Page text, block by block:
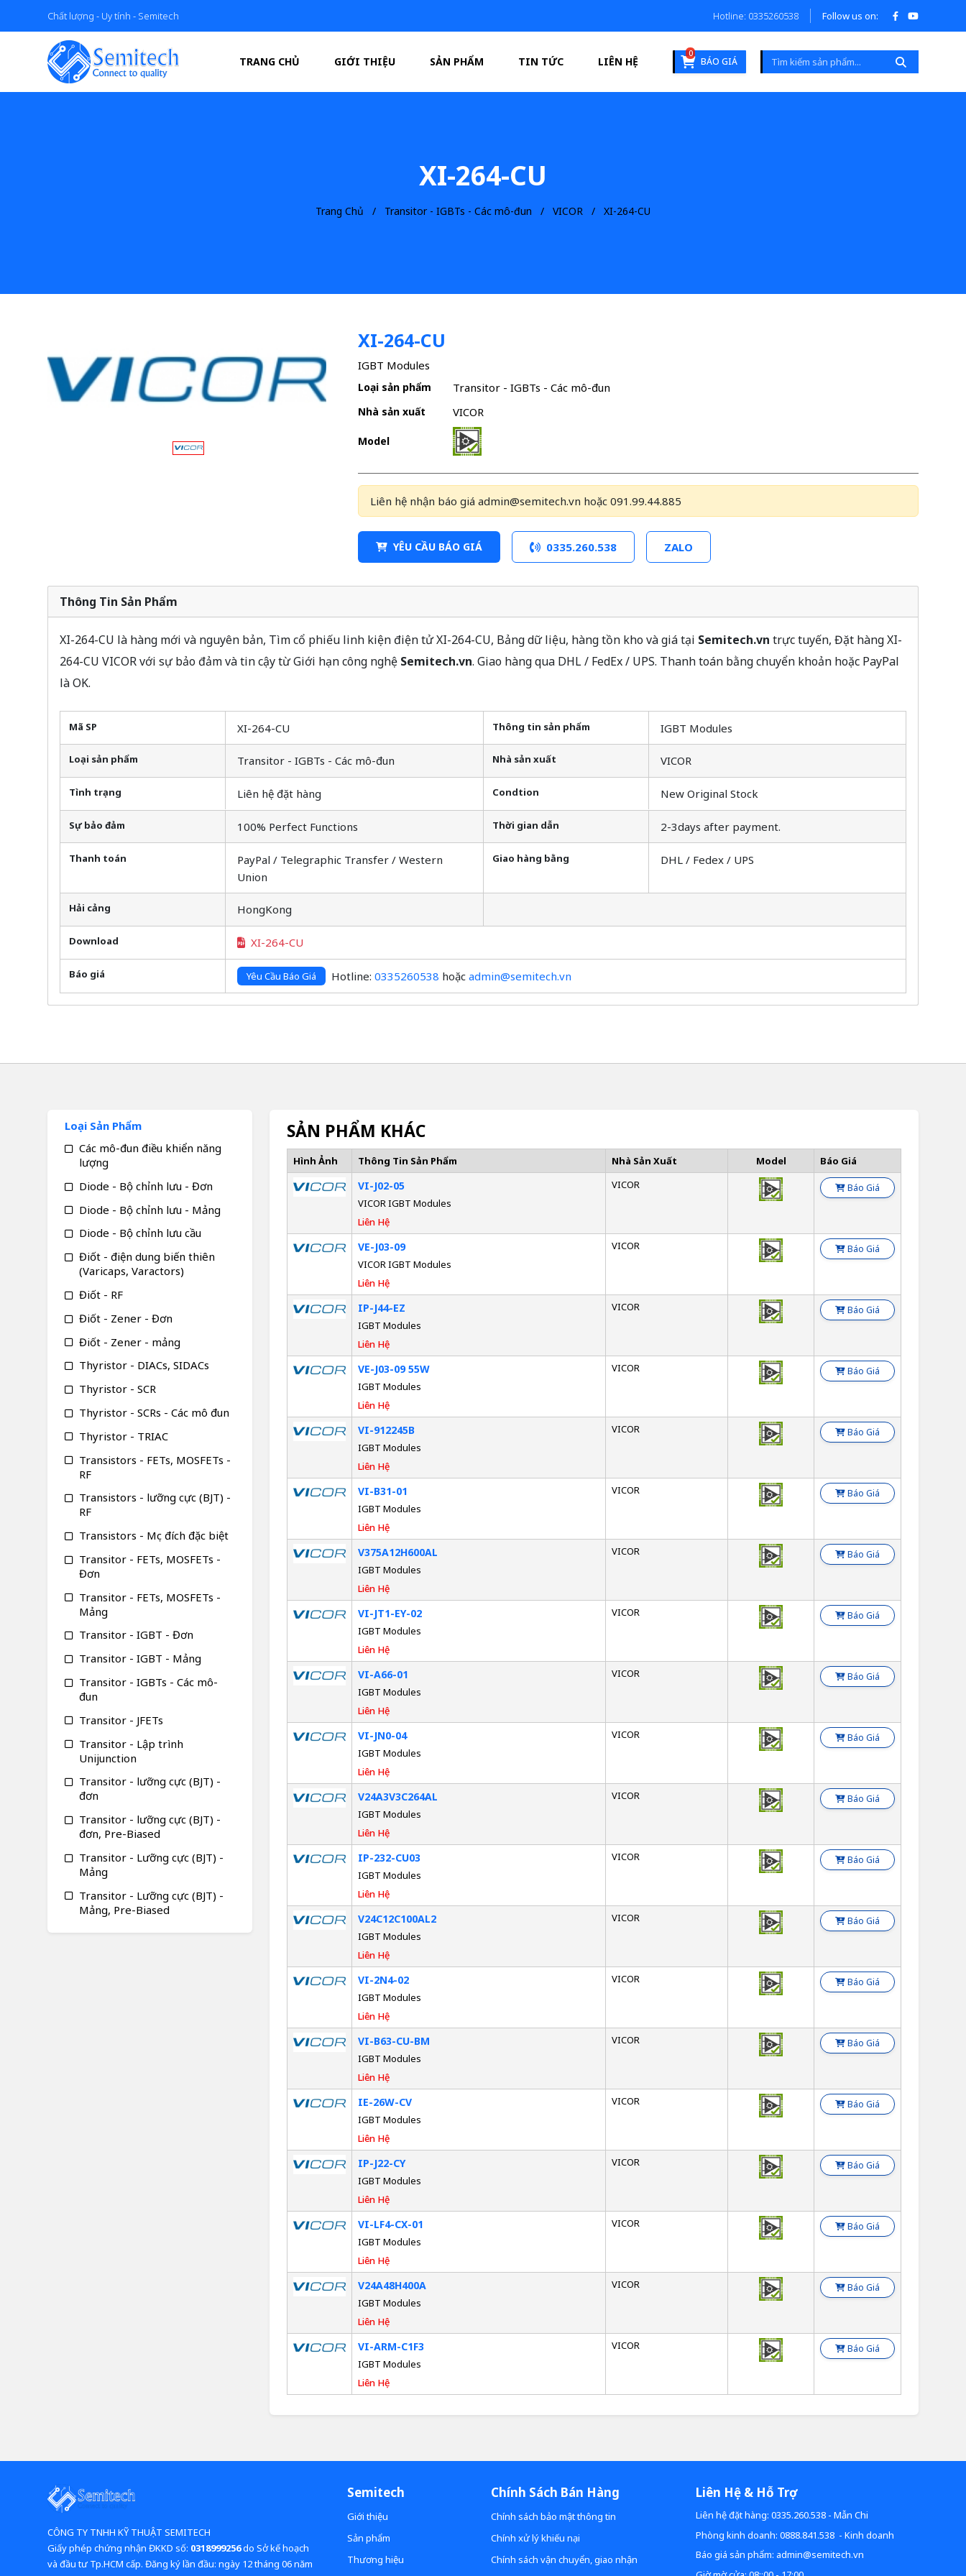
Chất lượng - Uy tính - Semitech Hotline: 0335260538 Follow us on:
TRANG CHỦ GIỚI THIỆU SẢN PHẨM TIN TỨC LIÊN HỆ
0
BÁO GIÁ
XI-264-CU
Trang Chủ Transitor - IGBTs - Các mô-đun VICOR XI-264-CU
XI-264-CU
IGBT Modules
Loại sản phẩm Transitor - IGBTs - Các mô-đun
Nhà sản xuất VICOR
Model
Liên hệ nhận báo giá admin@semitech.vn hoặc 091.99.44.885
YÊU CẦU BÁO GIÁ 0335.260.538 ZALO
Thông Tin Sản Phẩm
XI-264-CU là hàng mới và nguyên bản, Tìm cổ phiếu linh kiện điện tử XI-264-CU, Bảng dữ liệu, hàng tồn kho và giá tại Semitech.vn trực tuyến, Đặt hàng XI-
264-CU VICOR với sự bảo đảm và tin cậy từ Giới hạn công nghệ Semitech.vn. Giao hàng qua DHL / FedEx / UPS. Thanh toán bằng chuyển khoản hoặc PayPal
là OK.
Mã SP XI-264-CU Thông tin sản phẩm IGBT Modules
Loại sản phẩm Transitor - IGBTs - Các mô-đun Nhà sản xuất VICOR
Tình trạng Liên hệ đặt hàng Condtion New Original Stock
Sự bảo đảm 100% Perfect Functions Thời gian dẫn 2-3days after payment.
Thanh toán
PayPal / Telegraphic Transfer / Western
Union
Giao hàng bằng DHL / Fedex / UPS
Hải cảng HongKong
Download XI-264-CU
Báo giá Yêu Cầu Báo Giá Hotline: 0335260538 hoặc admin@semitech.vn
SẢN PHẨM KHÁC
Hình Ảnh Thông Tin Sản Phẩm Nhà Sản Xuất Model Báo Giá
VI-J02-05
VICOR IGBT Modules
Liên Hệ
VICOR Báo Giá
VE-J03-09
VICOR IGBT Modules
Liên Hệ
VICOR Báo Giá
IP-J44-EZ
IGBT Modules
Liên Hệ
VICOR Báo Giá
VE-J03-09 55W
IGBT Modules
Liên Hệ
VICOR Báo Giá
VI-912245B
IGBT Modules
Liên Hệ
VICOR Báo Giá
VI-B31-01
IGBT Modules
Liên Hệ
VICOR Báo Giá
V375A12H600AL
IGBT Modules
Liên Hệ
VICOR Báo Giá
VI-JT1-EY-02
IGBT Modules
Liên Hệ
VICOR Báo Giá
VI-A66-01
IGBT Modules
Liên Hệ
VICOR Báo Giá
VI-JN0-04
IGBT Modules
Liên Hệ
VICOR Báo Giá
V24A3V3C264AL
IGBT Modules
Liên Hệ
VICOR Báo Giá
IP-232-CU03
IGBT Modules
Liên Hệ
VICOR Báo Giá
V24C12C100AL2
IGBT Modules
Liên Hệ
VICOR Báo Giá
VI-2N4-02
IGBT Modules
Liên Hệ
VICOR Báo Giá
VI-B63-CU-BM
IGBT Modules
Liên Hệ
VICOR Báo Giá
IE-26W-CV
IGBT Modules
Liên Hệ
VICOR Báo Giá
IP-J22-CY
IGBT Modules
Liên Hệ
VICOR Báo Giá
VI-LF4-CX-01
IGBT Modules
Liên Hệ
VICOR Báo Giá
V24A48H400A
IGBT Modules
Liên Hệ
VICOR Báo Giá
VI-ARM-C1F3
IGBT Modules
Liên Hệ
VICOR Báo Giá
Loại Sản Phẩm
Các mô-đun điều khiển năng
lượng
Diode - Bộ chỉnh lưu - Đơn
Diode - Bộ chỉnh lưu - Mảng
Diode - Bộ chỉnh lưu cầu
Điốt - điện dung biến thiên
(Varicaps, Varactors)
Điốt - RF
Điốt - Zener - Đơn
Điốt - Zener - mảng
Thyristor - DIACs, SIDACs
Thyristor - SCR
Thyristor - SCRs - Các mô đun
Thyristor - TRIAC
Transistors - FETs, MOSFETs -
RF
Transistors - lưỡng cực (BJT) -
RF
Transistors - Mục đích đặc biệt
Transitor - FETs, MOSFETs -
Đơn
Transitor - FETs, MOSFETs -
Mảng
Transitor - IGBT - Đơn
Transitor - IGBT - Mảng
Transitor - IGBTs - Các mô-
đun
Transitor - JFETs
Transitor - Lập trình
Unijunction
Transitor - lưỡng cực (BJT) -
đơn
Transitor - lưỡng cực (BJT) -
đơn, Pre-Biased
Transitor - Lưỡng cực (BJT) -
Mảng
Transitor - Lưỡng cực (BJT) -
Mảng, Pre-Biased
CÔNG TY TNHH KỸ THUẬT SEMITECH
Giấy phép chứng nhận ĐKKD số: 0318999256do Sở kế hoạch
và đầu tư Tp.HCM cấp. Đăng ký lần đầu: ngày 12 tháng 06 năm
Semitech
Giới thiệu
Sản phẩm
Thương hiệu
Chính Sách Bán Hàng
Chính sách bảo mật thông tin
Chính xử lý khiếu nại
Chính sách vận chuyển, giao nhận
Liên Hệ & Hỗ Trợ
Liên hệ đặt hàng: 0335.260.538 - Mẫn Chi
Phòng kinh doanh: 0888.841.538 - Kinh doanh
Báo giá sản phẩm: admin@semitech.vn